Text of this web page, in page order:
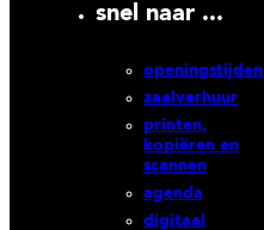
snel naar ...
openingstijden
zaalverhuur
printen,
kopiëren en
scannen
agenda
digitaal